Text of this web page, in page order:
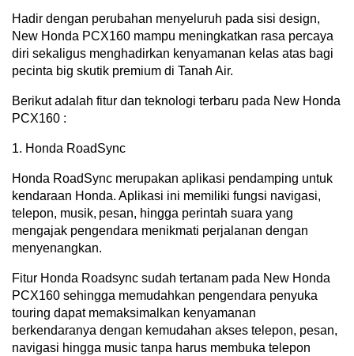
Hadir dengan perubahan menyeluruh pada sisi design,
New Honda PCX160 mampu meningkatkan rasa percaya
diri sekaligus menghadirkan kenyamanan kelas atas bagi
pecinta big skutik premium di Tanah Air.
Berikut adalah fitur dan teknologi terbaru pada New Honda
PCX160 :
1. Honda RoadSync
Honda RoadSync merupakan aplikasi pendamping untuk
kendaraan Honda. Aplikasi ini memiliki fungsi navigasi,
telepon, musik, pesan, hingga perintah suara yang
mengajak pengendara menikmati perjalanan dengan
menyenangkan.
Fitur Honda Roadsync sudah tertanam pada New Honda
PCX160 sehingga memudahkan pengendara penyuka
touring dapat memaksimalkan kenyamanan
berkendaranya dengan kemudahan akses telepon, pesan,
navigasi hingga music tanpa harus membuka telepon